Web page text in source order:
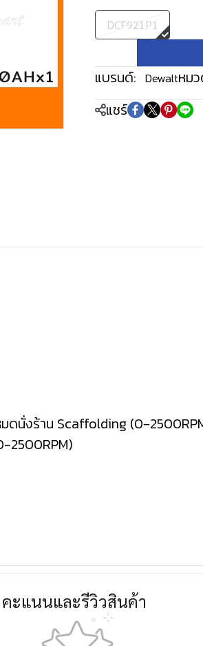
DCF921P1
แบรนด์: Dewaltหม
แชร์
นั่งร้าน Scaffolding (0-
2500RPM)
คะแนนและรีวิวสินค้า